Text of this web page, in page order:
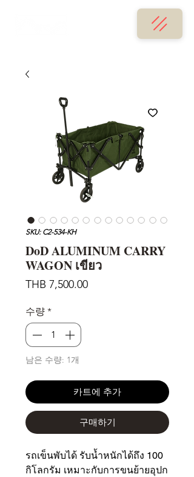
SKU: C2-534-KH
DoD ALUMINUM CARRY
WAGON เขียว
THB 7,500.00가
수량 *
남은 수량: 1개
카트에 추가
구매하기
รถเข็นพับได้ รับน้ำหนักได้ถึง 100
กิโลกรัม เหมาะกับการขนย้ายอุปก